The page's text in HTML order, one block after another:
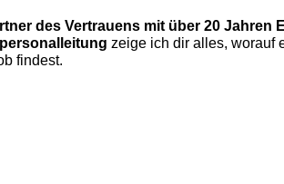
des Vertrauens mit über 20 Jahren
zeige ich dir alles, worauf
findest.